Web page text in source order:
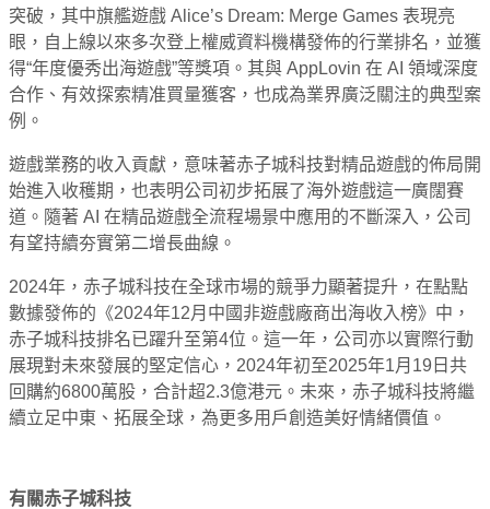
突破，其中旗艦遊戲 Alice’s Dream: Merge Games 表現亮
眼，自上線以來多次登上權威資料機構發佈的行業排名，並獲
得“年度優秀出海遊戲”等獎項。其與 AppLovin 在 AI 領域深度
合作、有效探索精准買量獲客，也成為業界廣泛關注的典型案
例。
遊戲業務的收入貢獻，意味著赤子城科技對精品遊戲的佈局開
始進入收穫期，也表明公司初步拓展了海外遊戲這一廣闊賽
道。隨著 AI 在精品遊戲全流程場景中應用的不斷深入，公司
有望持續夯實第二增長曲線。
2024年，赤子城科技在全球市場的競爭力顯著提升，在點點
數據發佈的《2024年12月中國非遊戲廠商出海收入榜》中，
赤子城科技排名已躍升至第4位。這一年，公司亦以實際行動
展現對未來發展的堅定信心，2024年初至2025年1月19日共
回購約6800萬股，合計超2.3億港元。未來，赤子城科技將繼
續立足中東、拓展全球，為更多用戶創造美好情緒價值。
有關赤子城科技